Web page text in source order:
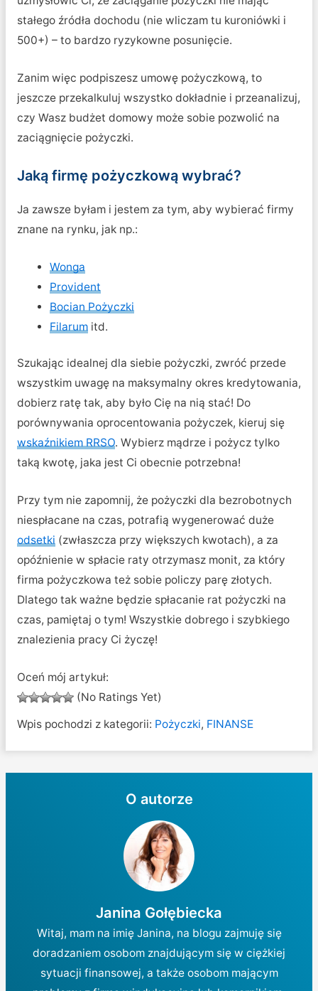
stałego źródła dochodu (nie wliczam tu kuroniówki i
500+) – to bardzo ryzykowne posunięcie.
Zanim więc podpiszesz umowę pożyczkową, to
jeszcze przekalkuluj wszystko dokładnie i przeanalizuj,
czy Wasz budżet domowy może sobie pozwolić na
zaciągnięcie pożyczki.
Jaką firmę pożyczkową wybrać?
Ja zawsze byłam i jestem za tym, aby wybierać firmy
znane na rynku, jak np.:
Wonga
Provident
Bocian Pożyczki
Filarum itd.
Szukając idealnej dla siebie pożyczki, zwróć przede
wszystkim uwagę na maksymalny okres kredytowania,
dobierz ratę tak, aby było Cię na nią stać! Do
porównywania oprocentowania pożyczek, kieruj się
wskaźnikiem RRSO. Wybierz mądrze i pożycz tylko
taką kwotę, jaka jest Ci obecnie potrzebna!
Przy tym nie zapomnij, że pożyczki dla bezrobotnych
niespłacane na czas, potrafią wygenerować duże
odsetki (zwłaszcza przy większych kwotach), a za
opóźnienie w spłacie raty otrzymasz monit, za który
firma pożyczkowa też sobie policzy parę złotych.
Dlatego tak ważne będzie spłacanie rat pożyczki na
czas, pamiętaj o tym! Wszystkie dobrego i szybkiego
znalezienia pracy Ci życzę!
Oceń mój artykuł:
(No Ratings Yet)
Wpis pochodzi z kategorii: Pożyczki, FINANSE
O autorze
Janina Gołębiecka
Witaj, mam na imię Janina, na blogu zajmuję się
doradzaniem osobom znajdującym się w ciężkiej
sytuacji finansowej, a także osobom mającym